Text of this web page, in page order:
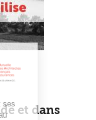
et ses
au
et dans